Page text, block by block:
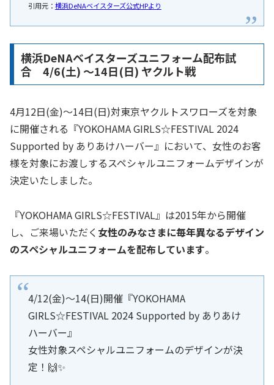
引用元： 横浜DeNAベイスターズ公式HPより
横浜DeNAベイスターズユニフォーム配布試
合 4/6(土) 〜14日(日) ヤクルト戦
4月12日(金)～14日(日)対東京ヤクルトスワローズを対象
に開催される『YOKOHAMA GIRLS☆FESTIVAL 2024
Supported by ありあけハーバー』において、女性のお客
様を対象にお渡しするスペシャルユニフォームデザインが
決定いたしました。
『YOKOHAMA GIRLS☆FESTIVAL』は2015年から開催
し、ご来場いただく 女性のみなさまに毎年異なるデザイン
のスペシャルユニフォームを配布しています。
4/12(金)～14(日)開催『YOKOHAMA
GIRLS☆FESTIVAL 2024 Supported by ありあけ
ハーバー』
女性対象スペシャルユニフォームのデザインが決
定！🙌✨